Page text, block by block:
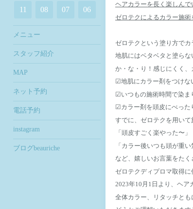
ヘアカラーを長く楽しん
ゼロテクによるカラー施術
ゼロテクという塗り方でカ
地肌にはベタベタと塗ら
か・な・り！感じにくく、
☑︎地肌にカラー剤をつけな
☑︎いつもの施術時間で染ま
☑︎カラー剤を頭皮にべった
すでに、ゼロテクを用いて
「頭皮すごく楽やった〜
「カラー後いつも頭が重
など、嬉しいお言葉をたく
ゼロテクディプロマ取得に
2023年10月1日より、ヘア
全体カラー、リタッチと
11 08 07 06
メニュー
スタッフ紹介
MAP
ネット予約
電話予約
instagram
ブログbeauriche